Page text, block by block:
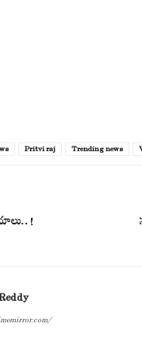
Pritvi raj Trending news